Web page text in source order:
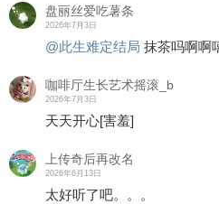
盘丽丝爱吃薯条
2026年7月3日
@此生难定结局 抹茶吗啊啊
咖啡厅生长艺术摇滚_b
2026年7月3日
天天开心[害羞]
上传奇后再改名
2026年6月13日
太好听了吧。。。